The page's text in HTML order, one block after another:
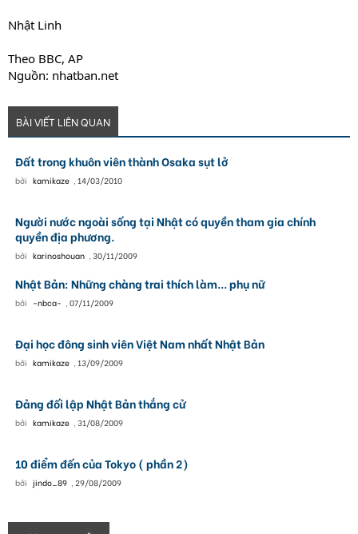
Nhật Linh
Theo BBC, AP
Nguồn: nhatban.net
BÀI VIẾT LIÊN QUAN
Đất trong khuôn viên thành Osaka sụt lở
bởi kamikaze , 14/03/2010
Người nước ngoài sống tại Nhật có quyền tham gia chính
quyền địa phương.
bởi karinoshouan , 30/11/2009
Nhật Bản: Những chàng trai thích làm... phụ nữ
bởi -nbca- , 07/11/2009
Đại học đông sinh viên Việt Nam nhất Nhật Bản
bởi kamikaze , 13/09/2009
Đảng đối lập Nhật Bản thắng cử
bởi kamikaze , 31/08/2009
10 điểm đến của Tokyo ( phần 2)
bởi jindo_89 , 29/08/2009